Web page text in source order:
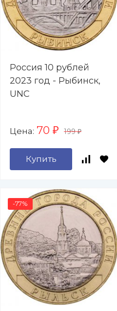
Россия 10 рублей
2023 год - Рыбинск,
UNC
Цена: 70 ₽ 199₽
Купить
-77%